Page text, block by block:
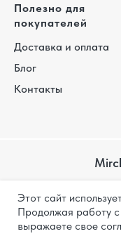
Этот сайт
Продолжая работу
выражаете свое
Полезно для
покупателей
Доставка и оплата
Блог
Контакты